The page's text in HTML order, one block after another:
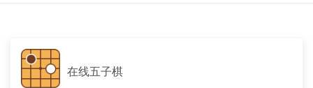
在线五子棋